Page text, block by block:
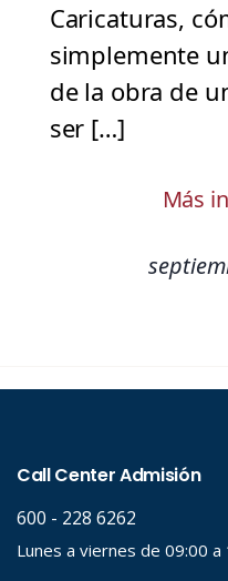
Caricaturas,
simplemente
de la obra de
ser […]
Más